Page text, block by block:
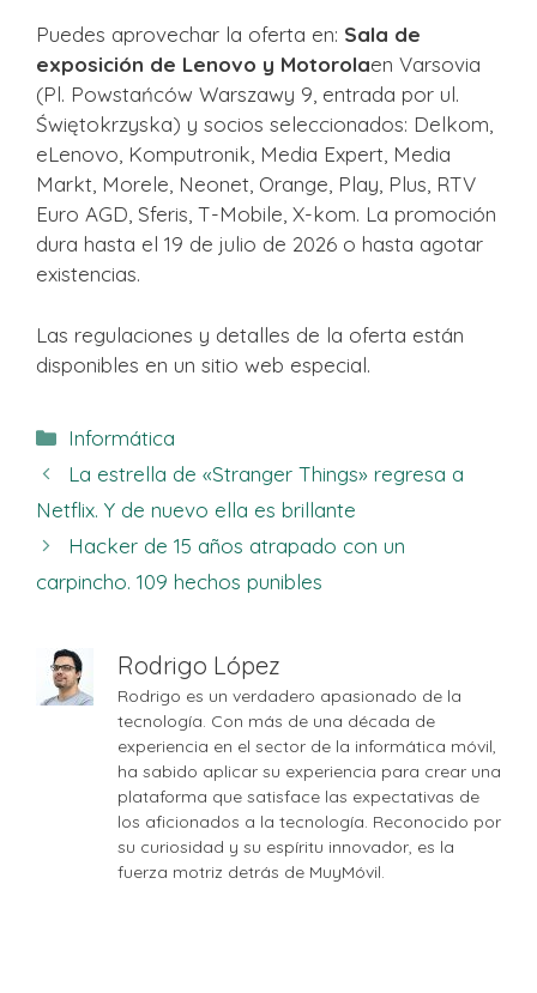
Puedes aprovechar la oferta en: Sala de
exposición de Lenovo y Motorolaen Varsovia
(Pl. Powstańców Warszawy 9, entrada por ul.
Świętokrzyska) y socios seleccionados: Delkom,
eLenovo, Komputronik, Media Expert, Media
Markt, Morele, Neonet, Orange, Play, Plus, RTV
Euro AGD, Sferis, T-Mobile, X-kom. La promoción
dura hasta el 19 de julio de 2026 o hasta agotar
existencias.
Las regulaciones y detalles de la oferta están
disponibles en un sitio web especial.
Categorías
Informática
La estrella de «Stranger Things» regresa a
Netflix. Y de nuevo ella es brillante
Hacker de 15 años atrapado con un
carpincho. 109 hechos punibles
Rodrigo López
Rodrigo es un verdadero apasionado de la
tecnología. Con más de una década de
experiencia en el sector de la informática móvil,
ha sabido aplicar su experiencia para crear una
plataforma que satisface las expectativas de
los aficionados a la tecnología. Reconocido por
su curiosidad y su espíritu innovador, es la
fuerza motriz detrás de MuyMóvil.